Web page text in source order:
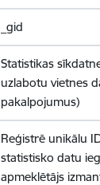
_gid
Statistikas
uzlabotu vietnes
pakalpojumus)
Reģistrē unikālu
statistisko datu
apmeklētājs